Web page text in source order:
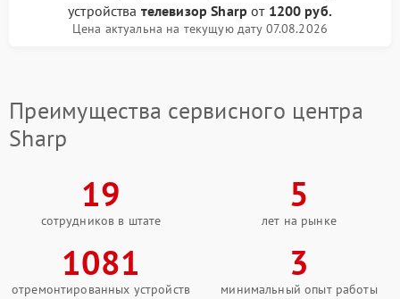
устройства телевизор Sharp от 1200 руб.
Цена актуальна на текущую дату 07.08.2026
Преимущества сервисного центра
Sharp
19
сотрудников в штате
5
лет на рынке
1081
отремонтированных устройств
3
минимальный опыт работы